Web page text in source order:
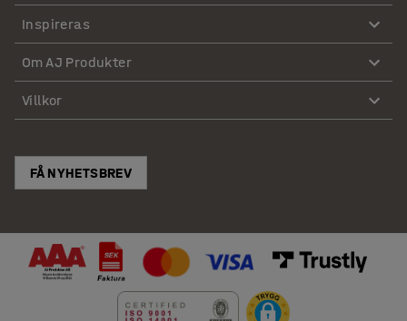
Inspireras
Om AJ Produkter
Villkor
FÅ NYHETSBREV